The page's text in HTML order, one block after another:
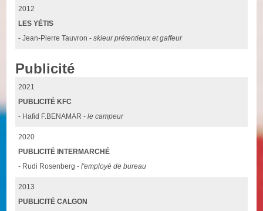
2012
LES YÉTIS
- Jean-Pierre Tauvron -skieur prétentieux et gaffeur
Publicité
2021
PUBLICITÉ KFC
- Hafid F.BENAMAR -le campeur
2020
PUBLICITÉ INTERMARCHÉ
- Rudi Rosenberg -l'employé de bureau
2013
PUBLICITÉ CALGON